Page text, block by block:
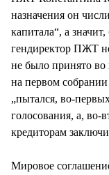
назначения он
капитала“, а
гендиректор ПЖТ
не было принято
на первом
„пытался, во-
голосования, а,
кредиторам
Мировое